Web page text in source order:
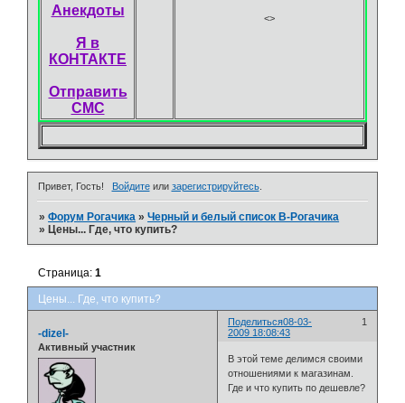
Анекдоты
Я в
КОНТАКТЕ
Отправить
СМС
<>
Привет, Гость! Войдитеили зарегистрируйтесь.
»Форум Рогачика »Черный и белый список В-Рогачика
»Цены... Где, что купить?
Цены... Где, что купить?
Страница:1
Поделиться 1
08-03-
2009 18:08:43
-dizel-
Активный участник
В этой теме делимся своими
отношениями к магазинам.
Где и что купить по дешевле?